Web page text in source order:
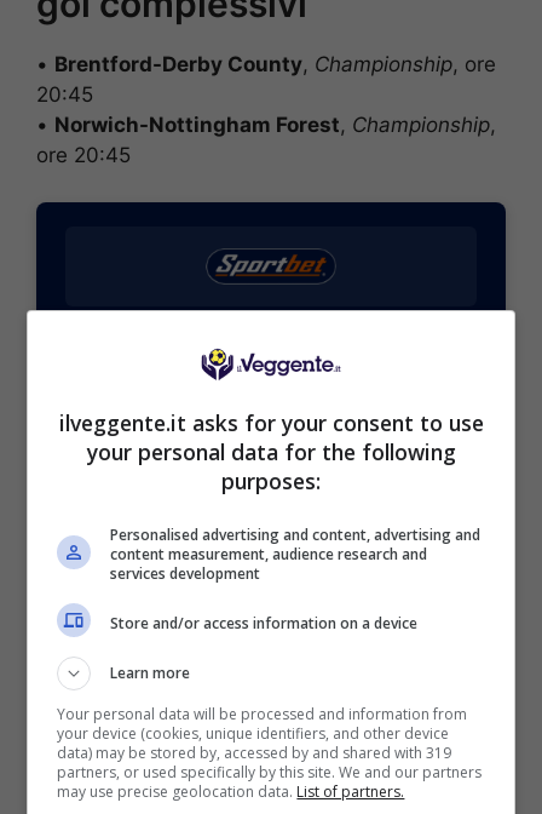
• Brentford-Derby County, Championship, ore
20:45
• Norwich-Nottingham Forest, Championship,
ore 20:45
Bonus 50€ SENZA deposito + fino a 50€ di
Bonus 50€ senza deposito sport + fino a 50€ di
bonus rimborso sul primo deposito
200€
VERIFICA
Mostra Informazioni
BONUS BENVENUTO GOLDBET: 2.050€
Fino a 2050€ sport e casino
ilveggente.it asks for your consent to use
your personal data for the following
purposes:
Personalised advertising and content, advertising and
content measurement, audience research and
services development
Store and/or access information on a device
Learn more
Your personal data will be processed and information from
your device (cookies, unique identifiers, and other device
data) may be stored by, accessed by and shared with 319
partners, or used specifically by this site. We and our partners
may use precise geolocation data. List of partners.